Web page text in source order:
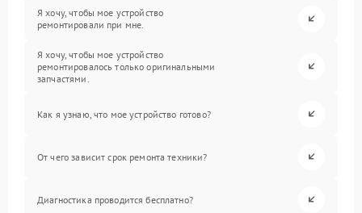
Я хочу, чтобы мое устройство
ремонтировали при мне.
Я хочу, чтобы мое устройство
ремонтировалось только оригинальными
запчастями.
Как я узнаю, что мое устройство готово?
От чего зависит срок ремонта техники?
Диагностика проводится бесплатно?